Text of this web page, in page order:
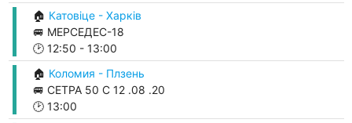
🏠 Катовіце - Харків
🚐 МЕРСЕДЕС-18
🕑 12:50 - 13:00
🏠 Коломия - Плзень
🚐 СЕТРА 50 С 12 .08 .20
🕑 13:00